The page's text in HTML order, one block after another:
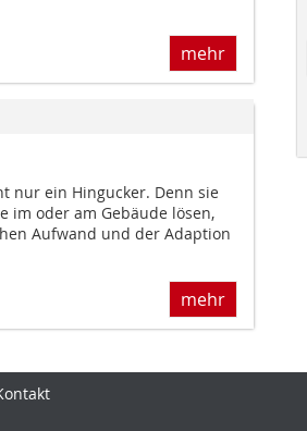
mehr
nur ein Hingucker. Denn sie
im oder am Gebäude lösen,
Aufwand und der Adaption
mehr